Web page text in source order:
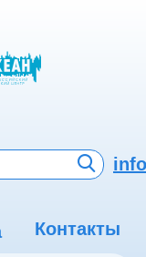
Контакты